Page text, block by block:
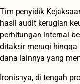
Tim penyidik
hasil audit kerugian
perhitungan internal
ditaksir merugi hingga
dana lainnya yang
Ironisnya, di tengah